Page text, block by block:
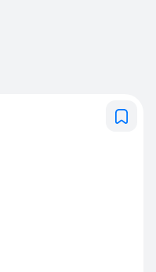
хаб для художников и
и соревнования по
ивент-площадки,